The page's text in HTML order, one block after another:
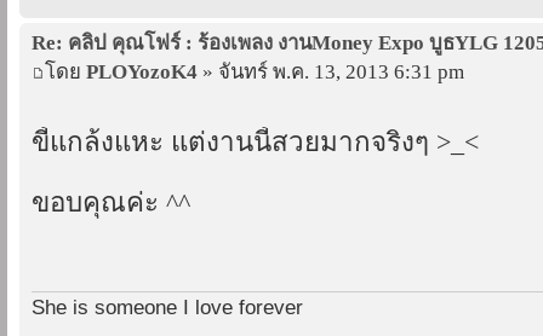
Re: คลิป คุณโฟร์ : ร้องเพลง งานMoney Expo บูธYLG
โดย PLOYozoK4 » จันทร์ พ.ค. 13, 2013 6:31 pm
ขี้แกล้งแหะ แต่งานนี้สวยมากจริงๆ >_<
ขอบคุณค่ะ ^^
She is someone I love forever